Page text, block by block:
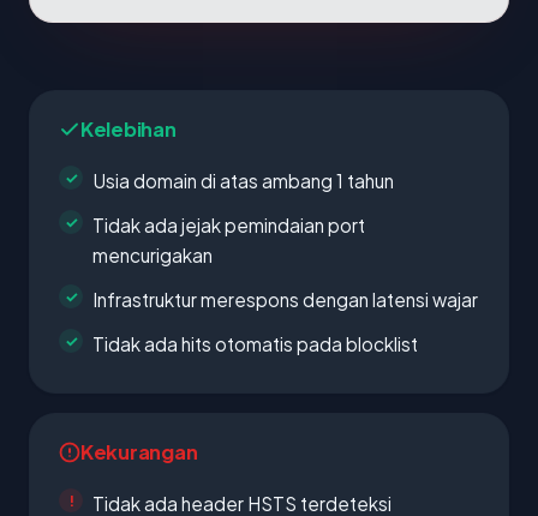
Kelebihan
Usia domain di atas ambang 1 tahun
Tidak ada jejak pemindaian port
mencurigakan
Infrastruktur merespons dengan latensi wajar
Tidak ada hits otomatis pada blocklist
Kekurangan
Tidak ada header HSTS terdeteksi